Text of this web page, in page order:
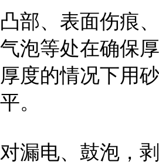
凸部、表面伤痕
气泡等处在确保
厚度的情况下用
平。
对漏电、鼓泡，